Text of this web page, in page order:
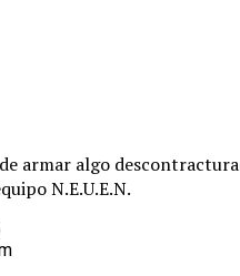
armar algo
N.E.U.E.N.